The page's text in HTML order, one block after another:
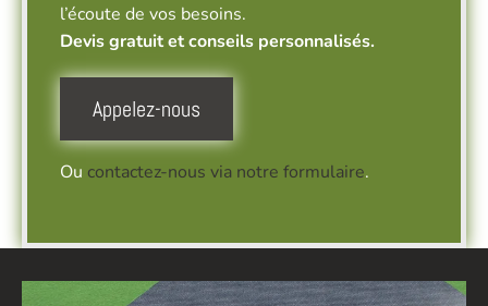
l’écoute de vos besoins.
Devis gratuit et conseils personnalisés.
Appelez-nous
Ou contactez-nous via notre formulaire.